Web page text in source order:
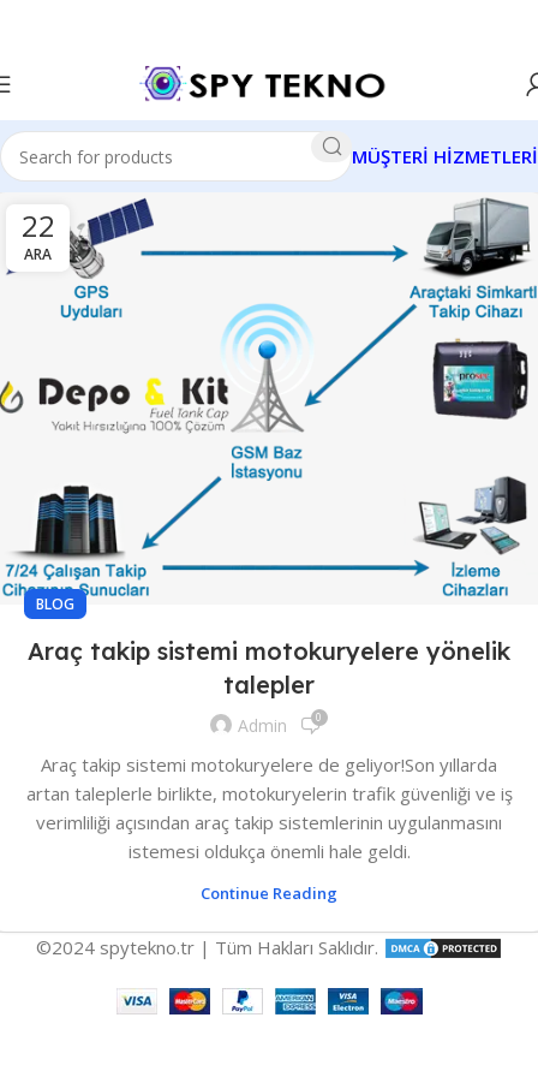
MÜŞTERİ HİZMETLERİ
22
ARA
BLOG
Araç takip sistemi motokuryelere yönelik
talepler
Admin 0
Araç takip sistemi motokuryelere de geliyor!Son yıllarda
artan taleplerle birlikte, motokuryelerin trafik güvenliği ve iş
verimliliği açısından araç takip sistemlerinin uygulanmasını
istemesi oldukça önemli hale geldi.
Continue Reading
©2024 spytekno.tr | Tüm Hakları Saklıdır.